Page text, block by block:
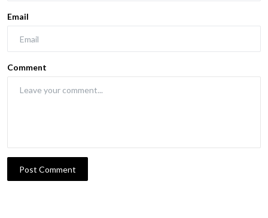
Email
Comment
Post Comment